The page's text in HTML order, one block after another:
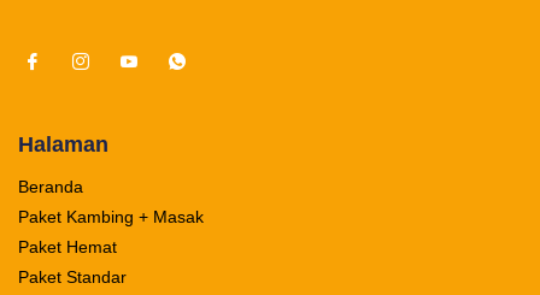
Halaman
Beranda
Paket Kambing + Masak
Paket Hemat
Paket Standar